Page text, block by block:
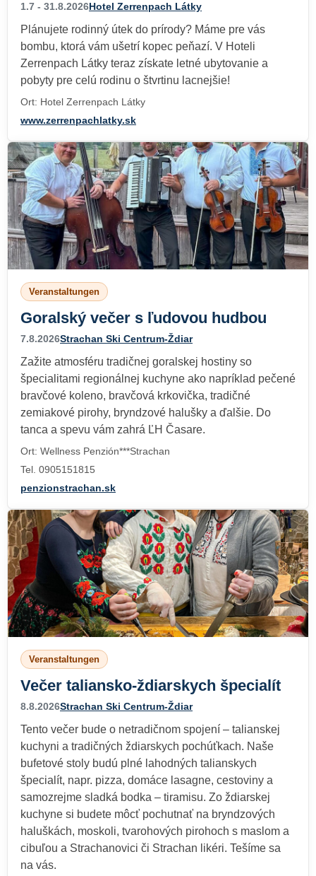
1.7 - 31.8.2026Hotel Zerrenpach Látky
Plánujete rodinný útek do prírody? Máme pre vás
bombu, ktorá vám ušetrí kopec peňazí. V Hoteli
Zerrenpach Látky teraz získate letné ubytovanie a
pobyty pre celú rodinu o štvrtinu lacnejšie!
Ort: Hotel Zerrenpach Látky
www.zerrenpachlatky.sk
Veranstaltungen
Goralský večer s ľudovou hudbou
7.8.2026Strachan Ski Centrum-Ždiar
Zažite atmosféru tradičnej goralskej hostiny so
špecialitami regionálnej kuchyne ako napríklad pečené
bravčové koleno, bravčová krkovička, tradičné
zemiakové pirohy, bryndzové halušky a ďalšie. Do
tanca a spevu vám zahrá ĽH Časare.
Ort: Wellness Penzión***Strachan
Tel. 0905151815
penzionstrachan.sk
Veranstaltungen
Večer taliansko-ždiarskych špecialít
8.8.2026Strachan Ski Centrum-Ždiar
Tento večer bude o netradičnom spojení – talianskej
kuchyni a tradičných ždiarskych pochúťkach. Naše
bufetové stoly budú plné lahodných talianskych
špecialít, napr. pizza, domáce lasagne, cestoviny a
samozrejme sladká bodka – tiramisu. Zo ždiarskej
kuchyne si budete môcť pochutnať na bryndzových
haluškách, moskoli, tvarohových pirohoch s maslom a
cibuľou a Strachanovici či Strachan likéri. Tešíme sa
na vás.